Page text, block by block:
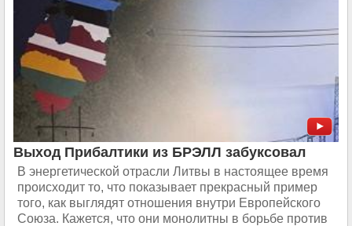
Выход Прибалтики из БРЭЛЛ забуксовал
В энергетической отрасли Литвы в настоящее время
происходит то, что показывает прекрасный пример
того, как выглядят отношения внутри Европейского
Союза. Кажется, что они монолитны в борьбе против